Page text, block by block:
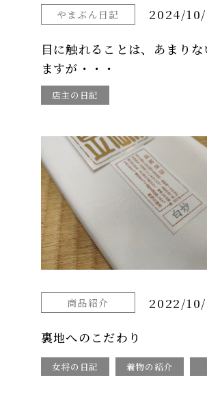
やまぶん日記 2024/
目に触れることは、あまりな
ますが・・・
店主の日記
商品紹介 2022/
裏地へのこだわり
女将の日記 着物の紹介